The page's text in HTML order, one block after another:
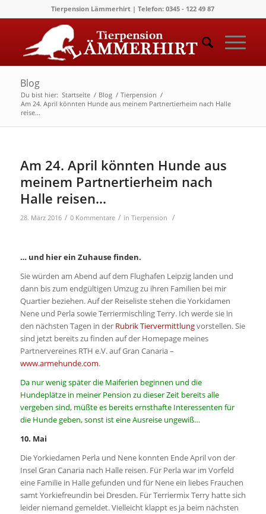
Tierpension Lämmerhirt | Telefon: 0345 - 122 49 87
Blog
Du bist hier: Startseite / Blog / Tierpension /
Am 24. April könnten Hunde aus meinem Partnertierheim nach Halle
reise...
Am 24. April könnten Hunde aus
meinem Partnertierheim nach
Halle reisen…
28. März 2016 / 0 Kommentare / in Tierpension /
… und hier ein Zuhause finden.
Sie würden am Abend auf dem Flughafen Leipzig landen und
dann bis zum endgültigen Umzug zu ihren Familien bei mir
Quartier beziehen. Auf der Reiseliste stehen die Yorkidamen
Nene und Perla sowie Terriermischling Terry. Ich werde sie in
den nächsten Tagen in der Rubrik Tiervermittlungvorstellen. Sie
sind jetzt bereits zu finden auf der Homepage meines
Partnervereines RTH e.V. auf Gran Canaria –
www.armehunde.com.
Da nur wenig später die Maiferien beginnen und die
Hundeplätze in meiner Pension zu dieser Zeit bereits alle
vergeben sind, müßte es bereits ernsthafte Interessenten für
die Hunde geben, sonst ist eine Ausreise ungewiß…
10. Mai
Die Yorkiedamen Perla und Nene konnten Ende April von der
Insel Gran Canaria nach Halle reisen. Für Perla war im Vorfeld
eine Familie in Halle gefunden und für Nene ein liebes Frauchen
samt Yorkiefreundin bei Dresden. Für Terriermix Terry hatte sich
leider niemand gemeldet. Vielleicht klappt es ja beim nächsten